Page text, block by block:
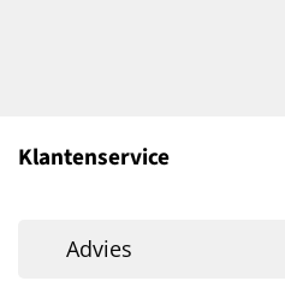
Klantenservice
Advies